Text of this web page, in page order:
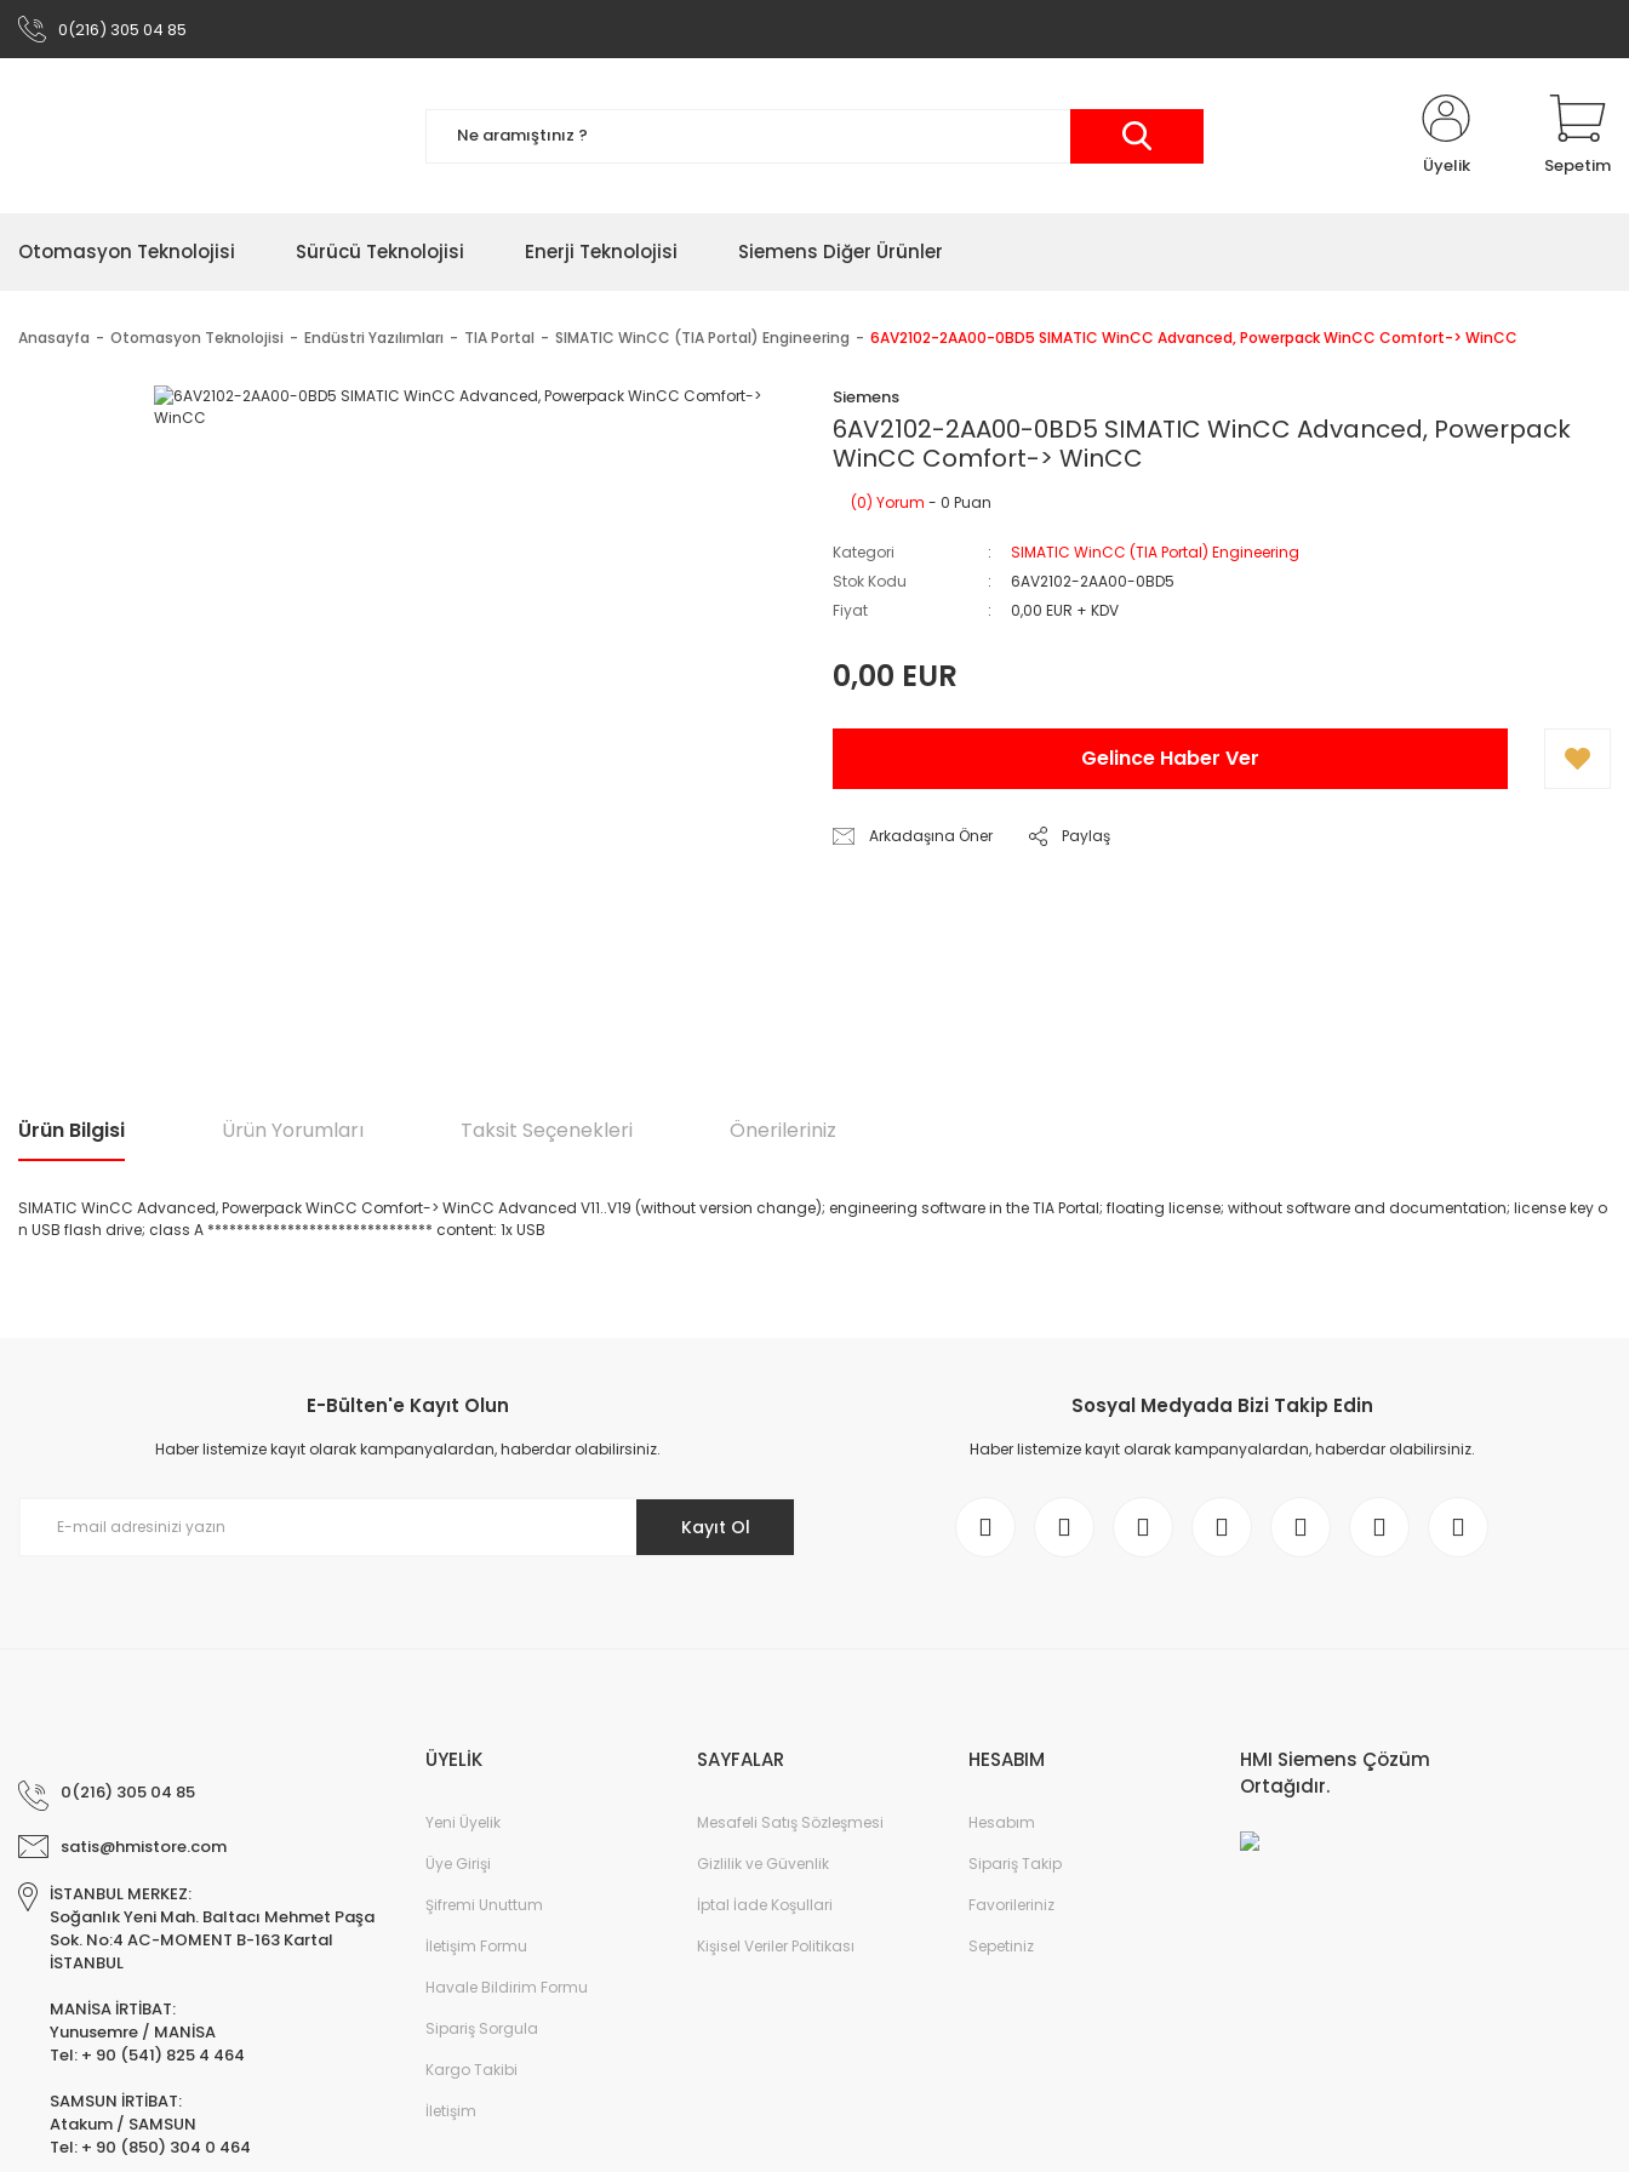
0(216) 305 04 85
Üyelik Sepetim
Otomasyon Teknolojisi Sürücü Teknolojisi Enerji Teknolojisi Siemens Diğer Ürünler
Anasayfa Otomasyon Teknolojisi Endüstri Yazılımları TIA Portal SIMATIC WinCC (TIA Portal) Engineering 6AV2102-2AA00-0BD5 SIMATIC WinCC Advanced, Powerpack WinCC Comfort-> WinCC
Siemens
6AV2102-2AA00-0BD5 SIMATIC WinCC Advanced, Powerpack
WinCC Comfort-> WinCC
(0) Yorum - 0 Puan
Kategori
SIMATIC WinCC (TIA Portal) Engineering
Stok Kodu
6AV2102-2AA00-0BD5
Fiyat
0,00 EUR + KDV
0,00 EUR
Gelince Haber Ver
Arkadaşına Öner Paylaş
Ürün Bilgisi Ürün Yorumları Taksit Seçenekleri Önerileriniz
SIMATIC WinCC Advanced, Powerpack WinCC Comfort-> WinCC Advanced V11..V19 (without version change); engineering software in the TIA Portal; floating license; without software and documentation; license key o
n USB flash drive; class A ******************************* content: 1x USB
Ürün resmi kalitesiz, bozuk veya görüntülenemiyor.
Ürün açıklamasında eksik bilgiler bulunuyor.
E-Bülten'e Kayıt Olun
Haber listemize kayıt olarak kampanyalardan, haberdar olabilirsiniz.
Kayıt Ol
Sosyal Medyada Bizi Takip Edin
Haber listemize kayıt olarak kampanyalardan, haberdar olabilirsiniz.
0(216) 305 04 85
satis@hmistore.com
İSTANBUL MERKEZ:
Soğanlık Yeni Mah. Baltacı Mehmet Paşa
Sok. No:4 AC-MOMENT B-163 Kartal
İSTANBUL
MANİSA İRTİBAT:
Yunusemre / MANİSA
Tel: + 90 (541) 825 4 464
SAMSUN İRTİBAT:
Atakum / SAMSUN
Tel: + 90 (850) 304 0 464
ÜYELİK
Yeni Üyelik
Üye Girişi
Şifremi Unuttum
İletişim Formu
Havale Bildirim Formu
Sipariş Sorgula
Kargo Takibi
İletişim
SAYFALAR
Mesafeli Satış Sözleşmesi
Gizlilik ve Güvenlik
İptal İade Koşullari
Kişisel Veriler Politikası
HESABIM
Hesabım
Sipariş Takip
Favorileriniz
Sepetiniz
HMI Siemens Çözüm
Ortağıdır.